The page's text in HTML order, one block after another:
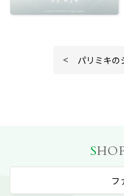
パリミキの
S
フ